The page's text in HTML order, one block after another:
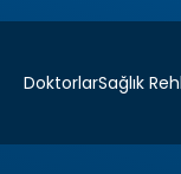
DoktorlarSağlık